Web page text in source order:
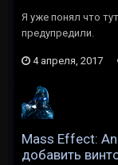
Я уже понял что
предупредили.
4 апреля, 2017
Mass Effect:
добавить